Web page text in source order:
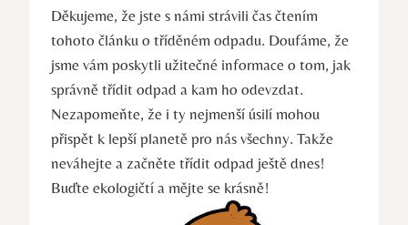
Děkujeme, že jste s námi strávili čas čtením
tohoto článku o tříděném odpadu. Doufáme, že
jsme vám poskytli užitečné informace o tom, jak
správně třídit odpad a kam ho odevzdat.
Nezapomeňte, že i ty nejmenší úsilí mohou
přispět k lepší planetě pro nás všechny. Takže
neváhejte a začněte třídit odpad ještě dnes!
Buďte ekologičtí a mějte se krásně!